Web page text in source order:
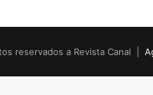
reservados a Revista Canal |